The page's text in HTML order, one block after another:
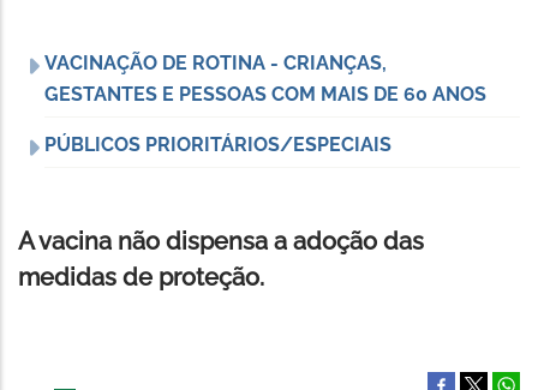
VACINAÇÃO DE ROTINA - CRIANÇAS,
GESTANTES E PESSOAS COM MAIS DE 60 ANOS
PÚBLICOS PRIORITÁRIOS/ESPECIAIS
A vacina não dispensa a adoção das
medidas de proteção.